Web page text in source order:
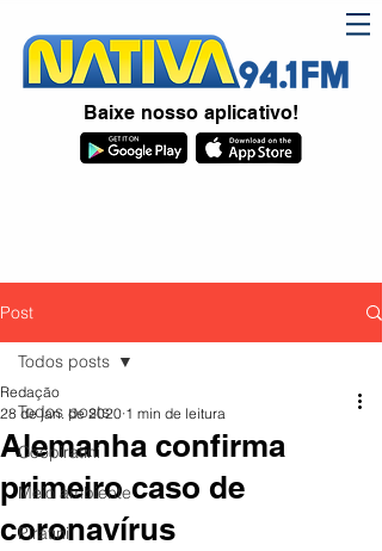
Baixe nosso aplicativo!
Post
Todos posts
Coopiratini
Meio ambiente
Piratini
Todos posts
Alemanha confirma
primeiro caso de
coronavírus
Redação
28 de jan. de 2020 1 min de leitura